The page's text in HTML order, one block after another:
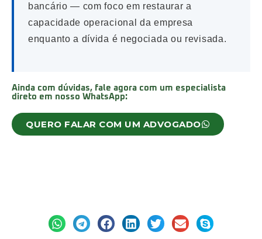
bancário — com foco em restaurar a
capacidade operacional da empresa
enquanto a dívida é negociada ou revisada.
Ainda com dúvidas, fale agora com um especialista
direto em nosso WhatsApp:
QUERO FALAR COM UM ADVOGADO